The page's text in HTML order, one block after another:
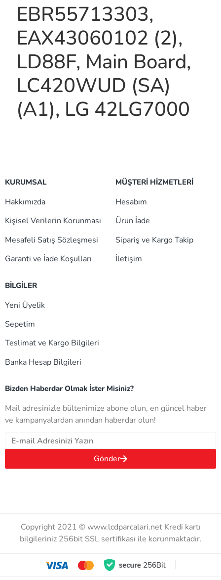
EBR55713303,
EAX43060102 (2),
LD88F, Main Board,
LC420WUD (SA)
(A1), LG 42LG7000
KURUMSAL
Hakkımızda
Kişisel Verilerin Korunması
Mesafeli Satış Sözleşmesi
Garanti ve İade Koşulları
MÜŞTERİ HİZMETLERİ
Hesabım
Ürün İade
Sipariş ve Kargo Takip
İletişim
BİLGİLER
Yeni Üyelik
Sepetim
Teslimat ve Kargo Bilgileri
Banka Hesap Bilgileri
Bizden Haberdar Olmak İster Misiniz?
Mail adresinizle bültenimize abone olun, en güncel haber
ve kampanyalardan anından haberdar olun!
Gönder
Copyright 2021 © www.lcdparcalari.net Kredi kartı
bilgileriniz 256bit SSL sertifikası ile korunmaktadır.